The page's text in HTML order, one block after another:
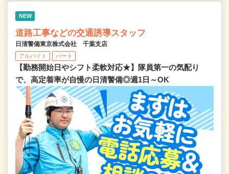
NEW
道路工事などの交通誘導スタッフ
日清警備東京株式会社 千葉支店
アルバイト パート
【勤務開始日やシフト柔軟対応★】隊員第一の気配り
で、高定着率が自慢の日清警備◎週1日～OK